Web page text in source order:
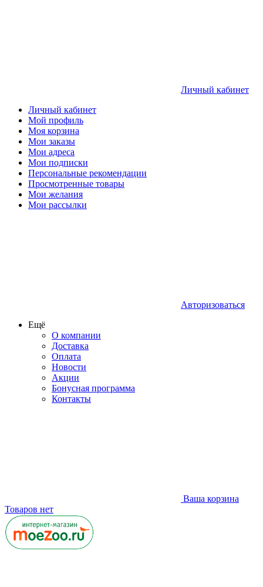
Личный кабинет
Личный кабинет
Мой профиль
Моя корзина
Мои заказы
Мои адреса
Мои подписки
Персональные рекомендации
Просмотренные товары
Мои желания
Мои рассылки
Авторизоваться
Ещё
О компании
Доставка
Оплата
Новости
Акции
Бонусная программа
Контакты
Ваша корзина
Товаров нет